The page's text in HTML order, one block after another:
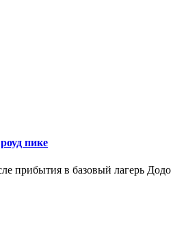
пике
прибытия в базовый лагерь